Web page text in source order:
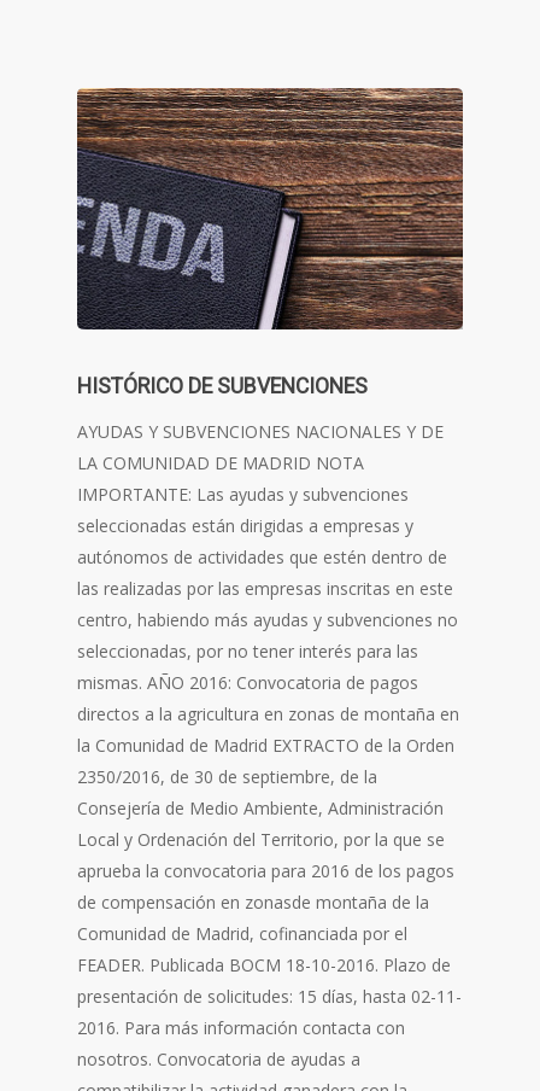
HISTÓRICO DE SUBVENCIONES
AYUDAS Y SUBVENCIONES NACIONALES Y DE
LA COMUNIDAD DE MADRID NOTA
IMPORTANTE: Las ayudas y subvenciones
seleccionadas están dirigidas a empresas y
autónomos de actividades que estén dentro de
las realizadas por las empresas inscritas en este
centro, habiendo más ayudas y subvenciones no
seleccionadas, por no tener interés para las
mismas. AÑO 2016: Convocatoria de pagos
directos a la agricultura en zonas de montaña en
la Comunidad de Madrid EXTRACTO de la Orden
2350/2016, de 30 de septiembre, de la
Consejería de Medio Ambiente, Administración
Local y Ordenación del Territorio, por la que se
aprueba la convocatoria para 2016 de los pagos
de compensación en zonasde montaña de la
Comunidad de Madrid, cofinanciada por el
FEADER. Publicada BOCM 18-10-2016. Plazo de
presentación de solicitudes: 15 días, hasta 02-11-
2016. Para más información contacta con
nosotros. Convocatoria de ayudas a